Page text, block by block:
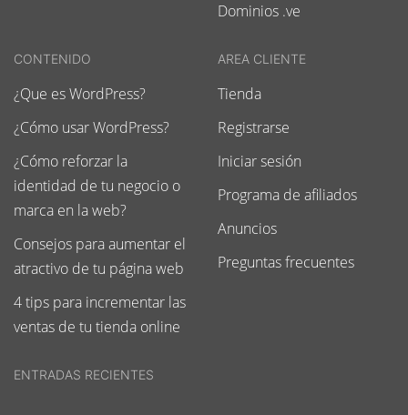
Dominios .ve
CONTENIDO
¿Que es WordPress?
¿Cómo usar WordPress?
¿Cómo reforzar la
identidad de tu negocio o
marca en la web?
Consejos para aumentar el
atractivo de tu página web
4 tips para incrementar las
ventas de tu tienda online
AREA CLIENTE
Tienda
Registrarse
Iniciar sesión
Programa de afiliados
Anuncios
Preguntas frecuentes
ENTRADAS RECIENTES